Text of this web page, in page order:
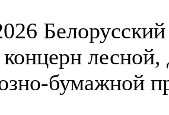
бумажной